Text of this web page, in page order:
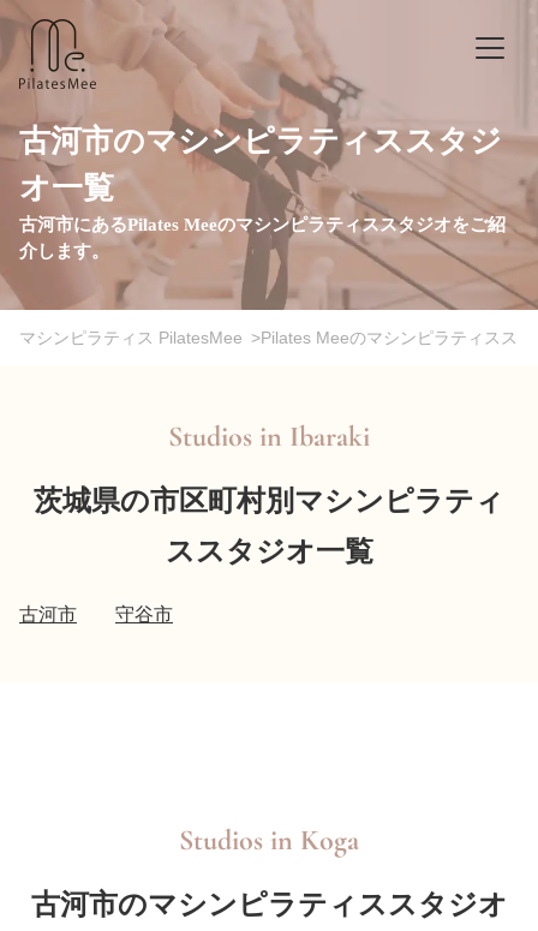
古河市のマシンピラティススタジ
オ一覧
古河市にあるPilates Meeのマシンピラティススタジオをご紹
介します。
マシンピラティス PilatesMee >Pilates Meeのマシンピラティスス
Studios in Ibaraki
茨城県の市区町村別マシンピラティ
ススタジオ一覧
古河市 守谷市
Studios in Koga
古河市のマシンピラティススタジオ